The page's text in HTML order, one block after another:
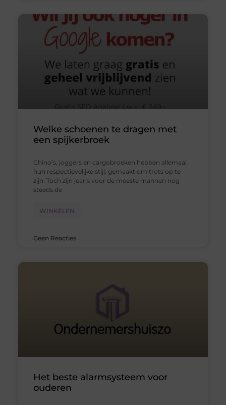
Welke schoenen te dragen met
een spijkerbroek
Chino’s, joggers en cargobroeken hebben allemaal
hun respectievelijke stijl, gemaakt om trots op te
zijn. Toch zijn jeans voor de meeste mannen nog
steeds de
WINKELEN
Geen Reacties
Het beste alarmsysteem voor
ouderen